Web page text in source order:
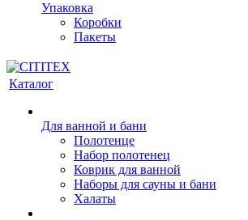
Упаковка
Коробки
Пакеты
Каталог
Для ванной и бани
Полотенце
Набор полотенец
Коврик для ванной
Наборы для сауны и бани
Халаты